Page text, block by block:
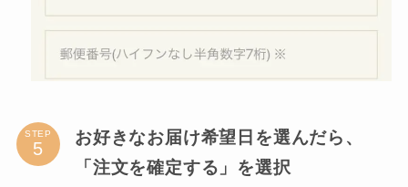
STEP
お好きなお届け希望日を選んだら、
「注文を確定する」を選択